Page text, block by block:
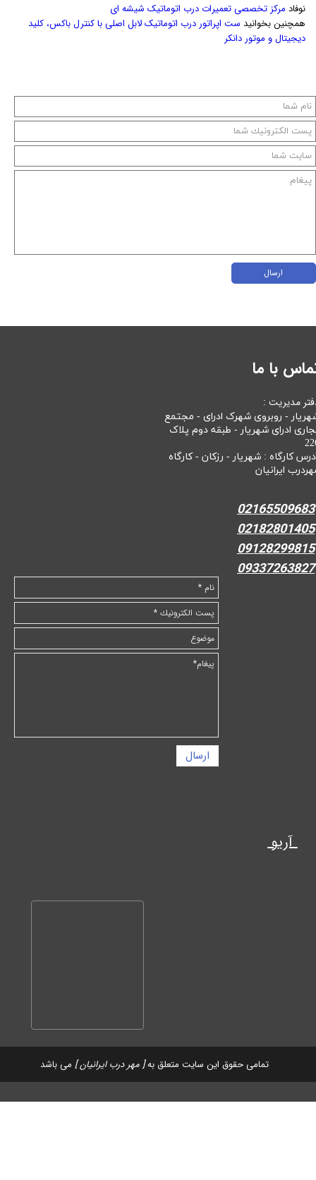
نوفاد مرکز تخصصی تعمیرات درب اتوماتیک شیشه ای
همچنین بخوانید ست اپراتور درب اتوماتیک لابل اصلی با کنترل باکس، کلید
دیجیتال و موتور دانکر
ارسال
ارسال
تمامی حقوق این سایت متعلق به[ مهر درب ایرانیان ] می باشد
با ما
مدیریت :
- روبروی شهرک ادرای - مجتمع
ادرای شهریار - طبقه دوم پلاک
کارگاه : شهریار - رزکان - کارگاه
ایرانیان
02165509683
02182801405
09128299815
09337263827
آریو